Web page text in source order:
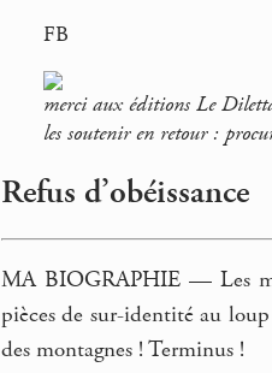
FB
merci aux éditions Le
les soutenir en retour :
Refus d’obéissance
MA BIOGRAPHIE — Les
pièces de sur-identité au
des montagnes ! Terminus !